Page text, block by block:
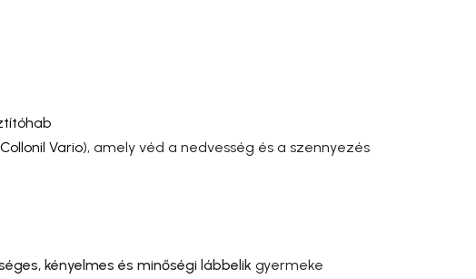
Collonil Vario), amely véd a nedvesség és a szennyezés
kényelmes és minőségi lábbelik gyermeke